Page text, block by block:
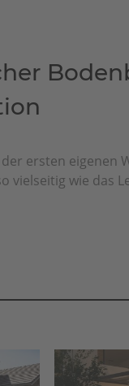
ersten eigenen
vielseitig wie das